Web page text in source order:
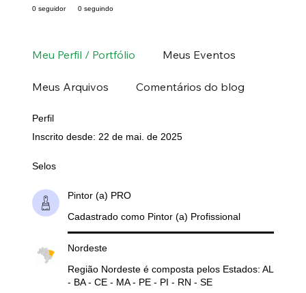
0 seguidor 0 seguindo
Meu Perfil / Portfólio Meus Eventos
Meus Arquivos Comentários do blog
Perfil
Inscrito desde: 22 de mai. de 2025
Selos
Pintor (a) PRO
Cadastrado como Pintor (a) Profissional
Nordeste
Região Nordeste é composta pelos Estados: AL
- BA - CE - MA - PE - PI - RN - SE